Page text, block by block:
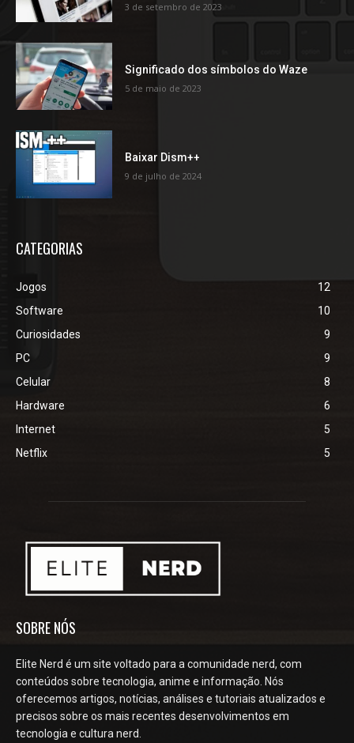
3 de setembro de 2023
Significado dos símbolos do Waze
5 de maio de 2023
Baixar Dism++
9 de julho de 2024
CATEGORIAS
Jogos
12
Software
10
Curiosidades
9
PC
9
Celular
8
Hardware
6
Internet
5
Netflix
5
SOBRE NÓS
Elite Nerd é um site voltado para a comunidade nerd, com
conteúdos sobre tecnologia, anime e informação. Nós
oferecemos artigos, notícias, análises e tutoriais atualizados e
precisos sobre os mais recentes desenvolvimentos em
tecnologia e cultura nerd.